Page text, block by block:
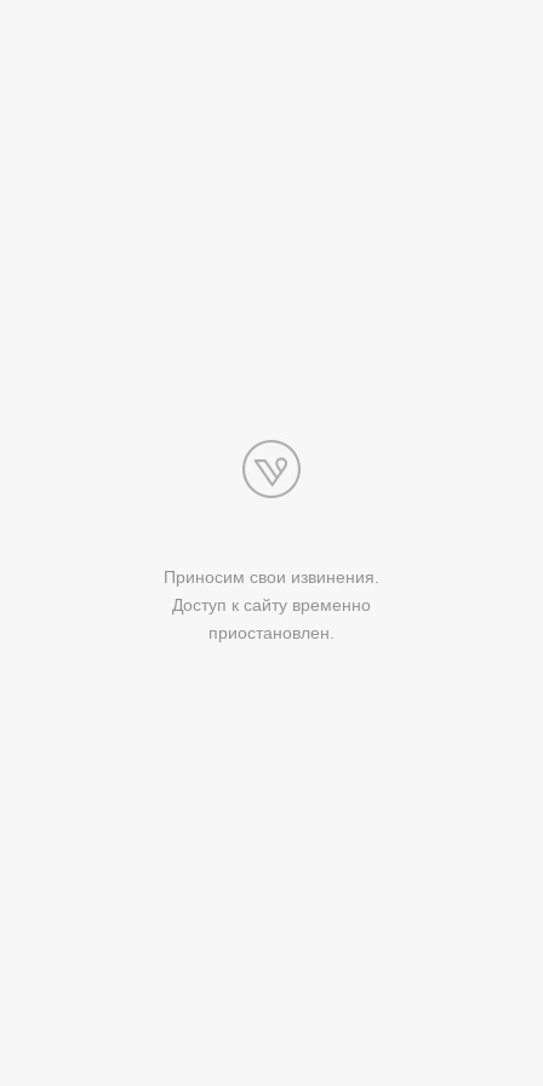
Приносим свои извинения.
Доступ к сайту временно
приостановлен.